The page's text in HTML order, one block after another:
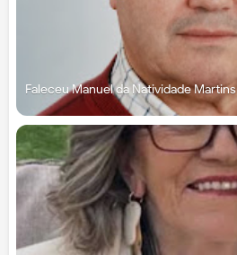
Faleceu Manuel da Natividade Martins